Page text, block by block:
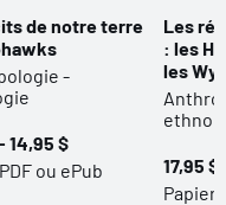
de notre terre
-
14,95 $
ou ePub
Les
: les
les
17,95 $
Papier